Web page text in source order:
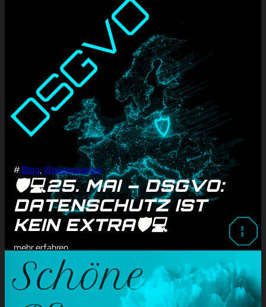
# Blog, Wissenswertes
🛡️💻25. MAI – DSGVO:
DATENSCHUTZ IST
KEIN EXTRA🛡️💻
mehr erfahren